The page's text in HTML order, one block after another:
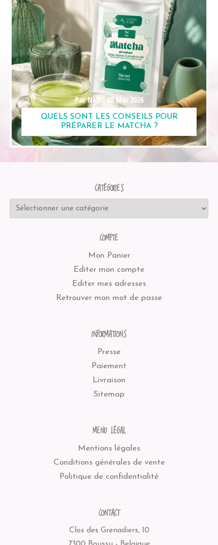
Par Nell -08 Mai 2026
QUELS SONT LES CONSEILS POUR
PRÉPARER LE MATCHA ?
CATÉGORIES
COMPTE
Mon Panier
Editer mon compte
Editer mes adresses
Retrouver mon mot de passe
INFORMATIONS
Presse
Paiement
Livraison
Sitemap
MENU LÉGAL
Mentions légales
Conditions générales de vente
Politique de confidentialité
CONTACT
Clos des Grenadiers, 10